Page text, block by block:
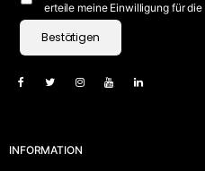
erteile meine Einwilligung für
Bestätigen
INFORMATION